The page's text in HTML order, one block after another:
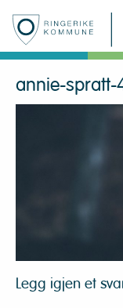
annie-spratt-
Legg igjen et